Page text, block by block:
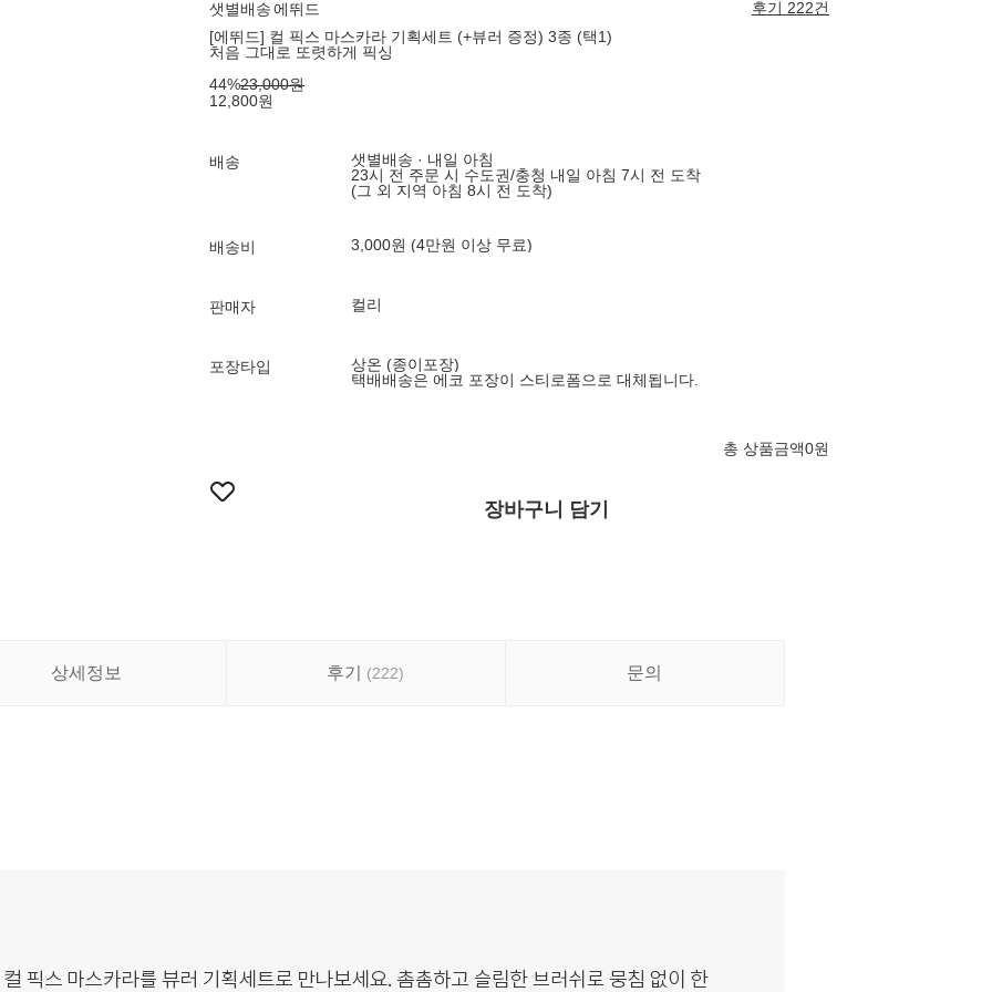
샛별배송에뛰드
후기 222건
[에뛰드] 컬 픽스 마스카라 기획세트 (+뷰러 증정) 3종 (택1)
처음 그대로 또렷하게 픽싱
44%23,000원
12,800원
배송
샛별배송 · 내일 아침
23시 전 주문 시 수도권/충청 내일 아침 7시 전 도착
(그 외 지역 아침 8시 전 도착)
배송비 3,000원 (4만원 이상 무료)
판매자 컬리
포장타입
상온 (종이포장)
택배배송은 에코 포장이 스티로폼으로 대체됩니다.
총 상품금액0원
장바구니 담기
상세정보 후기 (222) 문의